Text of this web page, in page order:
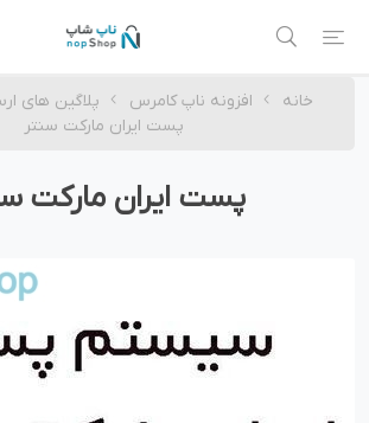
خانه افزونه ناپ کامرس
پلاگین های
پست ایران مارکت سنتر
پست ایران مارکت